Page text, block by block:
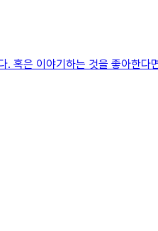
혹은 이야기하는 것을 좋아한다